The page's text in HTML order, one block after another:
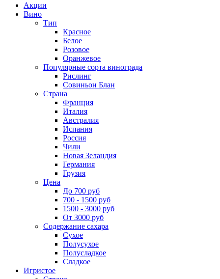
Акции
Вино
Тип
Красное
Белое
Розовое
Оранжевое
Популярные сорта винограда
Рислинг
Совиньон Блан
Страна
Франция
Италия
Австралия
Испания
Россия
Чили
Новая Зеландия
Германия
Грузия
Цена
До 700 руб
700 - 1500 руб
1500 - 3000 руб
От 3000 руб
Содержание сахара
Сухое
Полусухое
Полусладкое
Сладкое
Игристое